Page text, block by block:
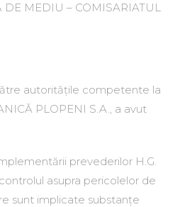
DE MEDIU – COMISARIATUL
autorităţile competente la
PLOPENI S.A., a avut
prevederilor H.G.
asupra pericolelor de
sunt implicate substanţe